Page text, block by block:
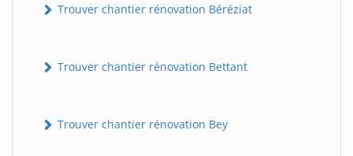
Trouver chantier rénovation Béréziat
Trouver chantier rénovation Bettant
Trouver chantier rénovation Bey